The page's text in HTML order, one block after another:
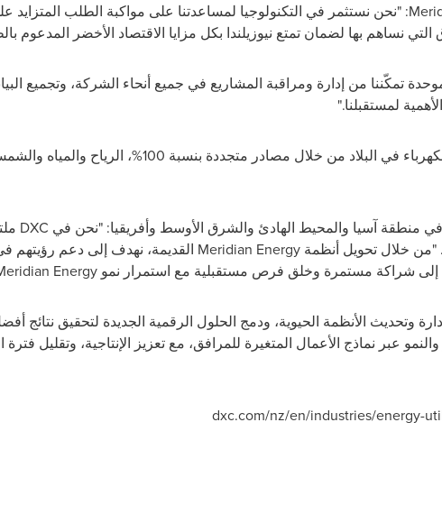
: "نحن نستثمر في التكنولوجيا لمساعدتنا على مواكبة الطلب المتزايد
نساهم بها لضمان تمتع نيوزيلندا بكل مزايا الاقتصاد الأخضر المدعوم
تمكّننا من إدارة ومراقبة المشاريع في جميع أنحاء الشركة، وتجميع
لمستقبلنا."
مسؤولة عن ثلث توليد الكهرباء في البلاد من خلال مصادر متجددة
في منطقة آسيا والمحيط الهادئ والشرق الأوسط وأفريقيا: "نحن في DXC
"من خلال تحويل أنظمةMeridian Energy القديمة، نهدف إلى دعم رؤيتهم
إلى شراكة مستمرة وخلق فرص مستقبلية مع استمرار نموEnergy
وتحديث الأنظمة الحيوية، ودمج الحلول الرقمية الجديدة لتحقيق نتائج
عبر نماذج الأعمال المتغيرة للمرافق، مع تعزيز الإنتاجية، وتقليل
dxc.com/nz/en/industries/energy-